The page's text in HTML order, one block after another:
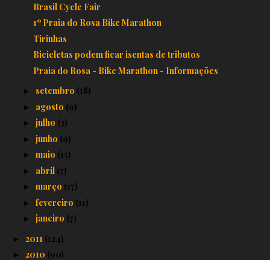
Brasil Cycle Fair
1º Praia do Rosa Bike Marathon
Tirinhas
Bicicletas podem ficar isentas de tributos
Praia do Rosa - Bike Marathon - Informações
► setembro (18)
► agosto (9)
► julho (3)
► junho (9)
► maio (15)
► abril (7)
► março (17)
► fevereiro (11)
► janeiro (7)
► 2011 (124)
► 2010 (90)